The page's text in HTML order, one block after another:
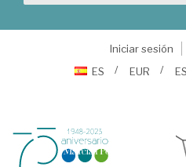
Iniciar sesión
ES
EUR